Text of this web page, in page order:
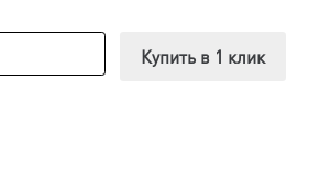
Купить в 1 клик